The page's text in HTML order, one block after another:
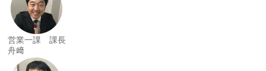
営業一課 課長
舟﨑